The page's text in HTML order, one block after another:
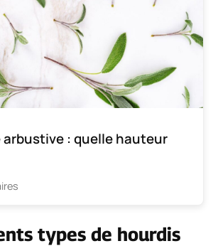
arbustive : quelle hauteur
types de hourdis